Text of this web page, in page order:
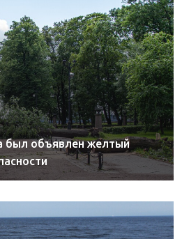
был объявлен желтый